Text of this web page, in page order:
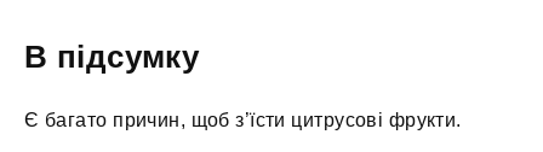
В підсумку
Є багато причин, щоб з’їсти цитрусові фрукти.